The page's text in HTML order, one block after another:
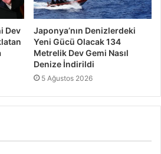
Dev
Japonya’nın Denizlerdeki
Yeni Gücü Olacak 134
Metrelik Dev Gemi Nasıl
Denize İndirildi
5 Ağustos 2026